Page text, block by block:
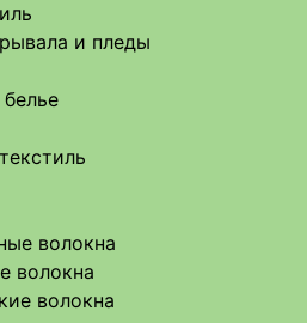
и пледы
волокна
волокна
волокна